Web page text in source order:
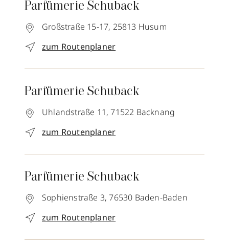
Parfümerie Schuback
Großstraße 15-17, 25813 Husum
zum Routenplaner
Parfümerie Schuback
Uhlandstraße 11, 71522 Backnang
zum Routenplaner
Parfümerie Schuback
Sophienstraße 3, 76530 Baden-Baden
zum Routenplaner